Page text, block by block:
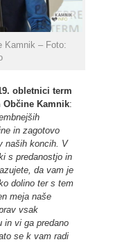
Kamnik – Foto:
obletnici term
Občine Kamnik:
in zagotovo
naših koncih. V
s predanostjo in
da vam je
dolino ter s tem
meja naše
vsak
in vi ga predano
se k vam radi